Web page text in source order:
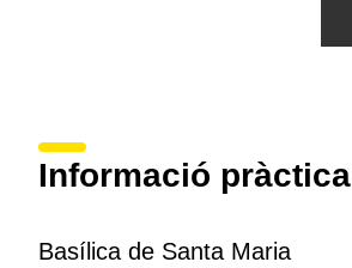
Informació pràctica
Basílica de Santa Maria